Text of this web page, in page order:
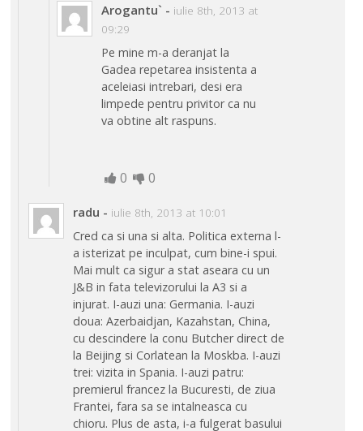
Arogantu` - iulie 8th, 2013 at
09:29
Pe mine m-a deranjat la
Gadea repetarea insistenta a
aceleiasi intrebari, desi era
limpede pentru privitor ca nu
va obtine alt raspuns.
0 0
radu - iulie 8th, 2013 at 10:01
Cred ca si una si alta. Politica externa l-
a isterizat pe inculpat, cum bine-i spui.
Mai mult ca sigur a stat aseara cu un
J&B in fata televizorului la A3 si a
injurat. I-auzi una: Germania. I-auzi
doua: Azerbaidjan, Kazahstan, China,
cu descindere la conu Butcher direct de
la Beijing si Corlatean la Moskba. I-auzi
trei: vizita in Spania. I-auzi patru:
premierul francez la Bucuresti, de ziua
Frantei, fara sa se intalneasca cu
chioru. Plus de asta, i-a fulgerat basului